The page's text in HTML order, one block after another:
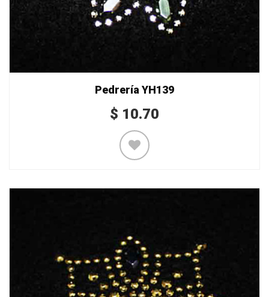
Pedrería YH139
$ 10.70